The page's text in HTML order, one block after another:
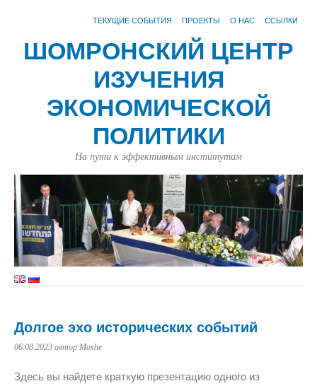
ТЕКУЩИЕ СОБЫТИЯ ПРОЕКТЫ О НАС ССЫЛКИ
ШОМРОНСКИЙ ЦЕНТР
ИЗУЧЕНИЯ
ЭКОНОМИЧЕСКОЙ
ПОЛИТИКИ
На пути к эффективным институтам
Долгое эхо исторических событий
06.08.2023 автор Moshe
Здесь вы найдете краткую презентацию одного из